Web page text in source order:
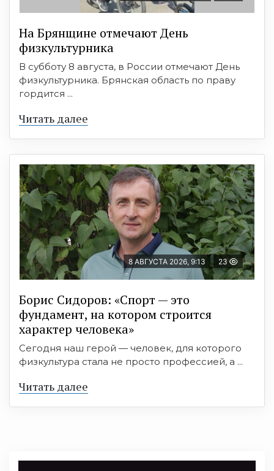
На Брянщине отмечают День
физкультурника
В субботу 8 августа, в России отмечают День
физкультурника. Брянская область по праву
гордится ...
Читать далее
8 АВГУСТА 2026, 9:13 23
Борис Сидоров: «Спорт — это
фундамент, на котором строится
характер человека»
Сегодня наш герой — человек, для которого
физкультура стала не просто профессией, а ...
Читать далее